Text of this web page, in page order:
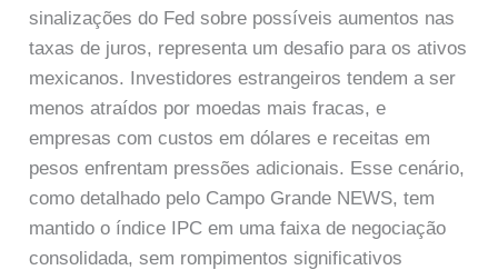
sinalizações do Fed sobre possíveis aumentos nas
taxas de juros, representa um desafio para os ativos
mexicanos. Investidores estrangeiros tendem a ser
menos atraídos por moedas mais fracas, e
empresas com custos em dólares e receitas em
pesos enfrentam pressões adicionais. Esse cenário,
como detalhado pelo Campo Grande NEWS, tem
mantido o índice IPC em uma faixa de negociação
consolidada, sem rompimentos significativos